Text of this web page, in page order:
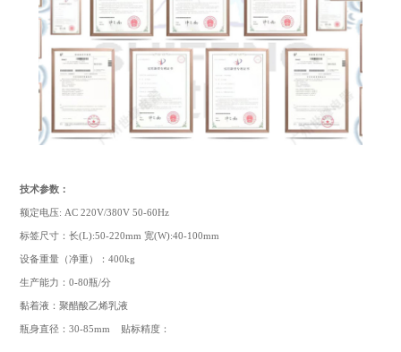
技术参数：
额定电压: AC 220V/380V 50-60Hz
标签尺寸：长(L):50-220mm 宽(W):40-100mm
设备重量（净重）：400kg
生产能力：0-80瓶/分
黏着液：聚醋酸乙烯乳液
瓶身直径：30-85mm 贴标精度：